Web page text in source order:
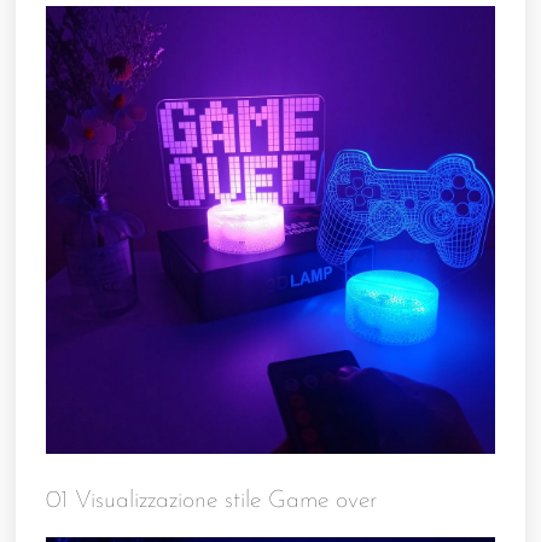
01 Visualizzazione stile Game over